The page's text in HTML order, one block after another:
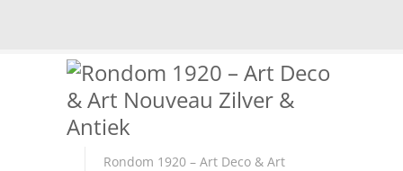
Rondom 1920 – Art Deco & Art